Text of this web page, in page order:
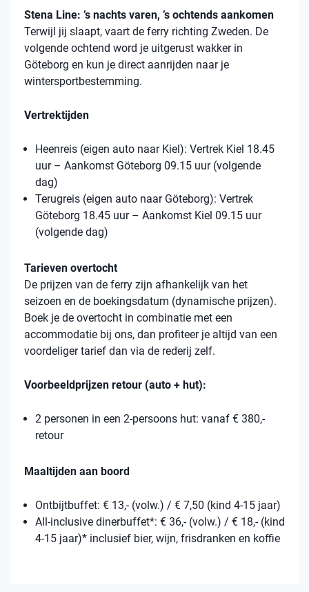
Stena Line: ’s nachts varen, ’s ochtends aankomen
Terwijl jij slaapt, vaart de ferry richting Zweden. De
volgende ochtend word je uitgerust wakker in
Göteborg en kun je direct aanrijden naar je
wintersportbestemming.
Vertrektijden
Heenreis (eigen auto naar Kiel): Vertrek Kiel 18.45
uur – Aankomst Göteborg 09.15 uur (volgende
dag)
Terugreis (eigen auto naar Göteborg): Vertrek
Göteborg 18.45 uur – Aankomst Kiel 09.15 uur
(volgende dag)
Tarieven overtocht
De prijzen van de ferry zijn afhankelijk van het
seizoen en de boekingsdatum (dynamische prijzen).
Boek je de overtocht in combinatie met een
accommodatie bij ons, dan profiteer je altijd van een
voordeliger tarief dan via de rederij zelf.
Voorbeeldprijzen retour (auto + hut):
2 personen in een 2-persoons hut: vanaf € 380,-
retour
Maaltijden aan boord
Ontbijtbuffet: € 13,- (volw.) / € 7,50 (kind 4-15 jaar)
All-inclusive dinerbuffet*: € 36,- (volw.) / € 18,- (kind
4-15 jaar)* inclusief bier, wijn, frisdranken en koffie